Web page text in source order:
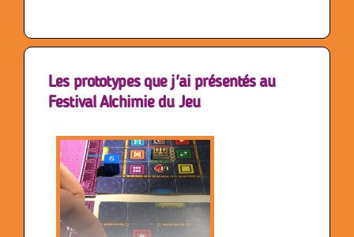
Les prototypes que j'ai présentés au
Festival Alchimie du Jeu